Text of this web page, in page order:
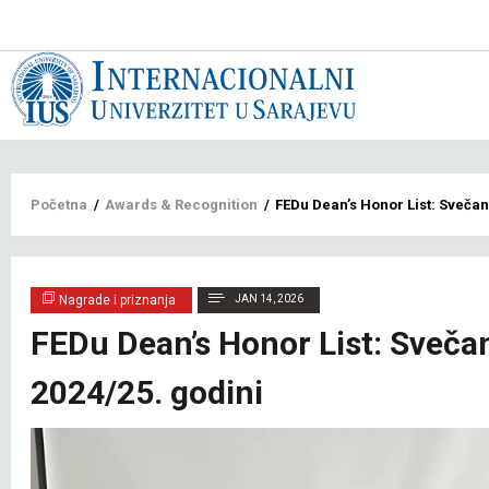
Breadcrumb
Početna / Awards & Recognition / FEDu Dean’s Honor List:
Nagrade i priznanja JAN 14, 2026
FEDu Dean’s Honor List:
2024/25. godini